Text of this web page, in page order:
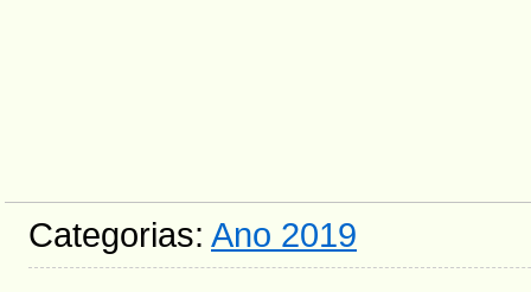
Categorias: Ano 2019